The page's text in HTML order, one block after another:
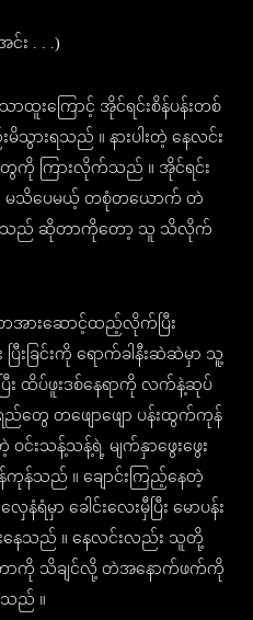
း . . .)
ထူးကြောင့် အိုင်ရင်းစိန်ပန်းတစ်
ားရသည် ။ နားပါးတဲ့ နေလင်း
ကို ကြားလိုက်သည် ။ အိုင်ရင်း
မသိပေမယ့် တစုံတယောက် တဲ
ေသည် ဆိုတာကိုတော့ သူ သိလိုက်
ားဆောင့်ထည့်လိုက်ပြီး
းခြင်းကို ရောက်ခါနီးဆဲဆဲမှာ သူ့
ထိပ်ဖူးဒစ်နေရာကို လက်နဲ့ဆုပ်
တဖျောဖျော ပန်းထွက်ကုန်
သန့်သန့်ရဲ့ မျက်နှာဖွေးဖွေး
သည် ။ ချောင်းကြည့်နေတဲ့
ရံမှာ ခေါင်းလေးမှီပြီး မောပန်း
နေသည် ။ နေလင်းလည်း သူတို့
ကို သိချင်လို့ တဲအနောက်ဖက်ကို
သည် ။